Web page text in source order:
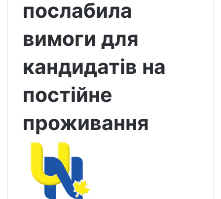
послабила
вимоги для
кандидатів на
постійне
проживання